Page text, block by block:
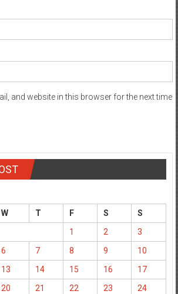
and website in this browser for the next time
W T F S
S
1
2
3
6 7 8 9
10
13 14 15 16
17
20 21 22 23
24